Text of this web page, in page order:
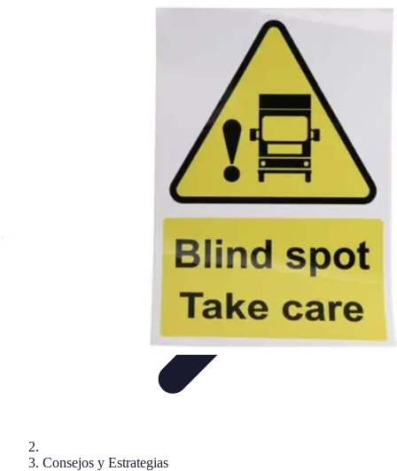
ComparativasPlataformas
Consejos y Estrategias